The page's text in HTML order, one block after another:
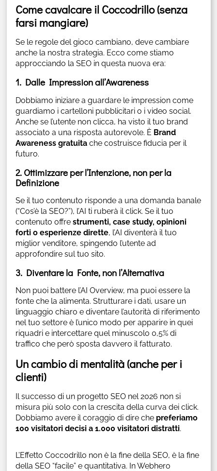
Come cavalcare il Coccodrillo (senza
farsi mangiare)
Se le regole del gioco cambiano, deve cambiare
anche la nostra strategia. Ecco come stiamo
approcciando la SEO in questa nuova era:
1. Dalle Impression all’Awareness
Dobbiamo iniziare a guardare le impression come
guardiamo i cartelloni pubblicitari o i video social.
Anche se l’utente non clicca, ha visto il tuo brand
associato a una risposta autorevole. È Brand
Awareness gratuitache costruisce fiducia per il
futuro.
2. Ottimizzare per l’Intenzione, non per la
Definizione
Se il tuo contenuto risponde a una domanda banale
(“Cos’è la SEO?”), l’AI ti ruberà il click. Se il tuo
contenuto offre strumenti, case study, opinioni
forti o esperienze dirette, l’AI diventerà il tuo
miglior venditore, spingendo l’utente ad
approfondire sul tuo sito.
3. Diventare la Fonte, non l’Alternativa
Non puoi battere l’AI Overview, ma puoi essere la
fonte che la alimenta. Strutturare i dati, usare un
linguaggio chiaro e diventare l’autorità di riferimento
nel tuo settore è l’unico modo per apparire in quei
riquadri e intercettare quel minuscolo 0,5% di
traffico che però sposta davvero il fatturato.
Un cambio di mentalità (anche per i
clienti)
Il successo di un progetto SEO nel 2026 non si
misura più solo con la crescita della curva dei click.
Dobbiamo avere il coraggio di dire che preferiamo
100 visitatori decisi a 1.000 visitatori distratti.
L’Effetto Coccodrillo non è la fine della SEO, è la fine
della SEO “facile” e quantitativa. In Webhero